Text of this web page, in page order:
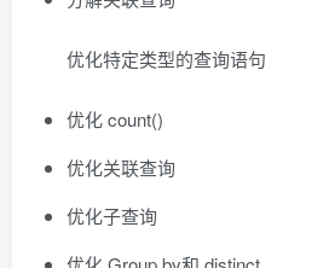
优化特定类型的查询语句
优化 count()
优化关联查询
优化子查询